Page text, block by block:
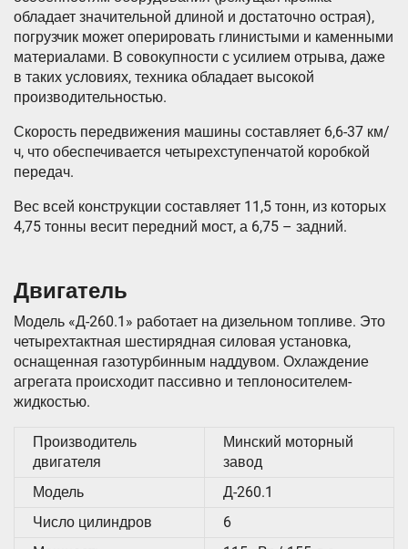
обладает значительной длиной и достаточно острая),
погрузчик может оперировать глинистыми и каменными
материалами. В совокупности с усилием отрыва, даже
в таких условиях, техника обладает высокой
производительностью.
Скорость передвижения машины составляет 6,6-37 км/
ч, что обеспечивается четырехступенчатой коробкой
передач.
Вес всей конструкции составляет 11,5 тонн, из которых
4,75 тонны весит передний мост, а 6,75 – задний.
Двигатель
Модель «Д-260.1» работает на дизельном топливе. Это
четырехтактная шестирядная силовая установка,
оснащенная газотурбинным наддувом. Охлаждение
агрегата происходит пассивно и теплоносителем-
жидкостью.
Производитель
двигателя
Минский моторный
завод
Модель
Д-260.1
Число цилиндров
6